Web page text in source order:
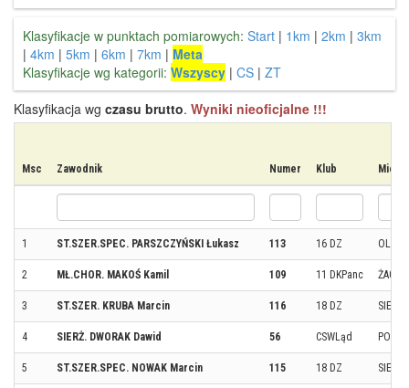
Klasyfikacje w punktach pomiarowych: Start | 1km | 2km | 3km
| 4km | 5km | 6km | 7km | Meta
Klasyfikacje wg kategorii: Wszyscy | CS | ZT
Klasyfikacja wg czasu brutto. Wyniki nieoficjalne !!!
Msc Zawodnik Numer Klub
1 ST.SZER.SPEC. PARSZCZYŃSKI Łukasz 113 16 DZ
2 MŁ.CHOR. MAKOŚ Kamil 109 11 DKPanc ŻAGAŃ
3 ST.SZER. KRUBA Marcin 116 18 DZ
4 SIERŻ. DWORAK Dawid 56 CSWLąd
5 ST.SZER.SPEC. NOWAK Marcin 115 18 DZ